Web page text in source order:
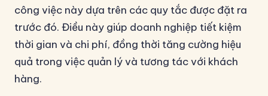
công việc này dựa trên các quy tắc được đặt ra
trước đó. Điều này giúp doanh nghiệp tiết kiệm
thời gian và chi phí, đồng thời tăng cường hiệu
quả trong việc quản lý và tương tác với khách
hàng.